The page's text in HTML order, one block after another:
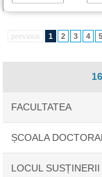
previous 1 2 3 4 5
FACULTATEA
ȘCOALA
LOCUL SUSȚINERII